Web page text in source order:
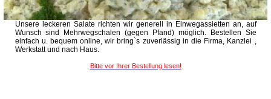
Unsere leckeren Salate richten wir generell in Einwegassietten an, auf
Wunsch sind Mehrwegschalen (gegen Pfand) möglich. Bestellen Sie
einfach u. bequem online, wir bring`s zuverlässig in die Firma, Kanzlei ,
Werkstatt und nach Haus.
Bitte vor Ihrer Bestellung lesen!